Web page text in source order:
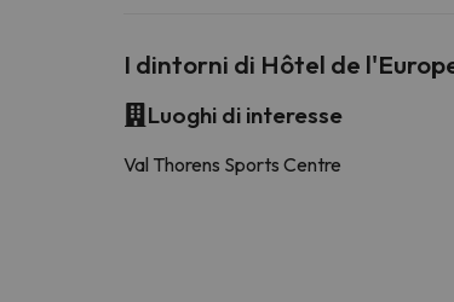
I dintorni di Hôtel de
Luoghi di interesse
Val Thorens Sports Centre